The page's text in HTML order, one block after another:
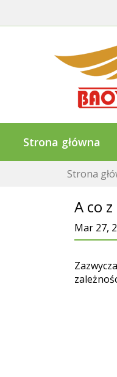
Strona główna
Strona
A co
Mar 27,